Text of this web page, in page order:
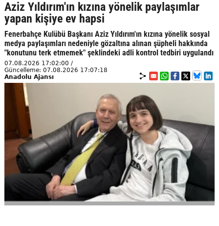
Aziz Yıldırım'ın kızına yönelik paylaşımlar
yapan kişiye ev hapsi
Fenerbahçe Kulübü Başkanı Aziz Yıldırım'ın kızına yönelik sosyal
medya paylaşımları nedeniyle gözaltına alınan şüpheli hakkında
"konutunu terk etmemek" şeklindeki adli kontrol tedbiri uygulandı
07.08.2026 17:02:00 /
Güncelleme: 07.08.2026 17:07:18
Anadolu Ajansı